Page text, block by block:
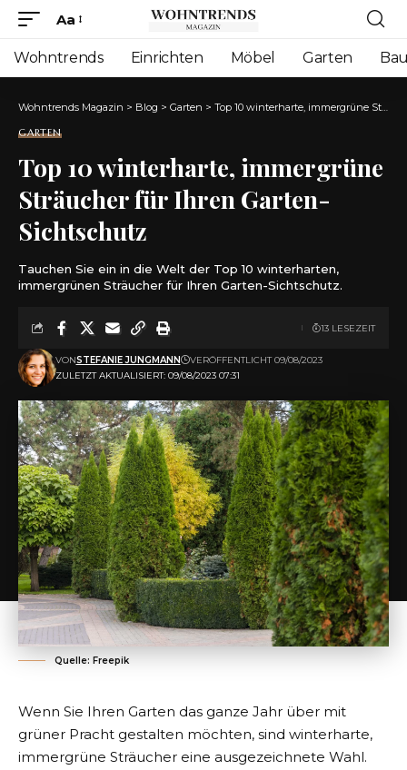
Font
Resizer
Aa
Wohntrends Einrichten Möbel Garten
Wohntrends Magazin > Blog > Garten > Top 10 winterharte, immergrüne Sträucher für Ihren Garten-Sichtschutz
GARTEN
Top 10 winterharte, immergrüne
Sträucher für Ihren Garten-
Sichtschutz
Tauchen Sie ein in die Welt der Top 10 winterharten,
immergrünen Sträucher für Ihren Garten-Sichtschutz.
ZULETZT AKTUALISIERT: 09/08/2023 07:31
VONSTEFANIE JUNGMANN VERÖFFENTLICHT 09/08/2023
13 LESEZEIT
Quelle: Freepik
Wenn Sie Ihren Garten das ganze Jahr über mit
grüner Pracht gestalten möchten, sind winterharte,
immergrüne Sträucher eine ausgezeichnete Wahl.